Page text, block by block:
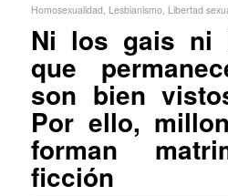
Homosexualidad, Lesbianismo, Libertad
Ni los gais ni
que
son bien
Por ello,
forman
ficción